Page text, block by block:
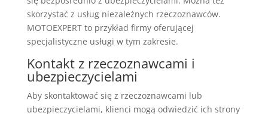
skorzystać z usług niezależnych rzeczoznawców.
MOTOEXPERT to przykład firmy oferującej
specjalistyczne usługi w tym zakresie.
Kontakt z rzeczoznawcami i
ubezpieczycielami
Aby skontaktować się z rzeczoznawcami lub
ubezpieczycielami, klienci mogą odwiedzić ich strony